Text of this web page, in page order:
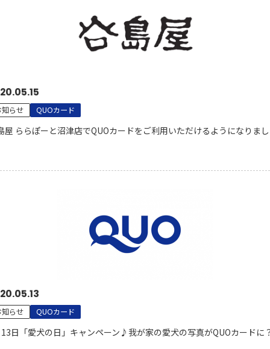
知らせ QUOカード
屋 ららぽーと沼津店でQUOカードをご利用いただけるようになりまし
知らせ QUOカード
日「愛犬の日」キャンペーン♪我が家の愛犬の写真がQUOカードに